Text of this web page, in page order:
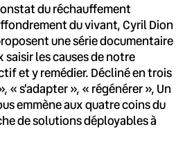
du réchauffement
du vivant, Cyril Dion
une série documentaire
saisir les causes de notre
et y remédier. Décliné en trois
« s'adapter », « régénérer », Un
emmène aux quatre coins du
de solutions déployables à